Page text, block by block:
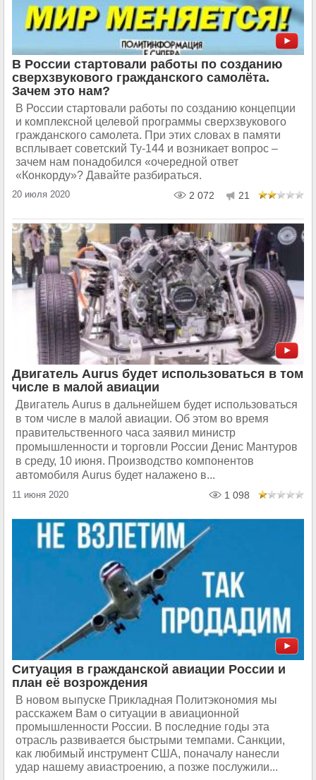
В России стартовали работы по созданию
сверхзвукового гражданского самолёта.
Зачем это нам?
В России стартовали работы по созданию концепции
и комплексной целевой программы сверхзвукового
гражданского самолета. При этих словах в памяти
всплывает советский Ту-144 и возникает вопрос –
зачем нам понадобился «очередной ответ
«Конкорду»? Давайте разбираться.
20 июля 2020 2 072 21
Двигатель Aurus будет использоваться в том
числе в малой авиации
Двигатель Aurus в дальнейшем будет использоваться
в том числе в малой авиации. Об этом во время
правительственного часа заявил министр
промышленности и торговли России Денис Мантуров
в среду, 10 июня. Производство компонентов
автомобиля Aurus будет налажено в...
11 июня 2020 1 098
Ситуация в гражданской авиации России и
план её возрождения
В новом выпуске Прикладная Политэкономия мы
расскажем Вам о ситуации в авиационной
промышленности России. В последние годы эта
отрасль развивается быстрыми темпами. Санкции,
как любимый инструмент США, поначалу нанесли
удар нашему авиастроению, а позже послужили...